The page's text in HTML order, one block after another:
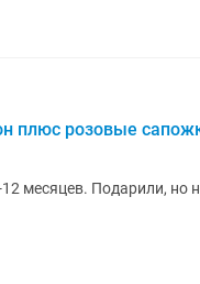
плюс розовые
месяцев. Подарили, но